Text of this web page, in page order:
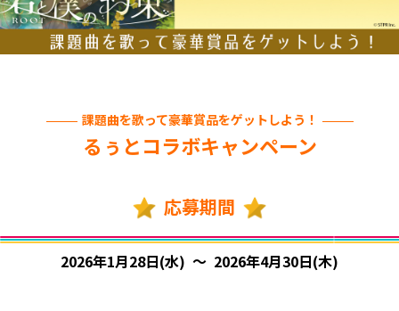
課題曲を歌って豪華賞品をゲットしよう！
るぅとコラボキャンペーン
応募期間
2026年1月28日(水) ～ 2026年4月30日(木)